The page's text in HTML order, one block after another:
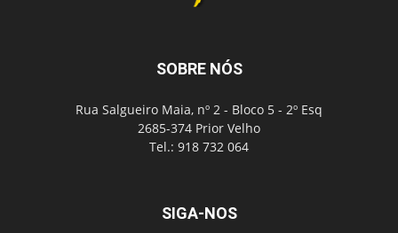
SOBRE NÓS
Rua Salgueiro Maia, nº 2 - Bloco 5 - 2º Esq
2685-374 Prior Velho
Tel.: 918 732 064
SIGA-NOS